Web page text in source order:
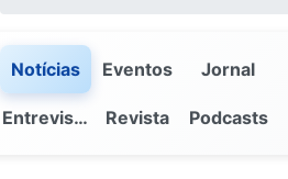
Notícias Eventos Jornal
Entrevistas Revista Podcasts